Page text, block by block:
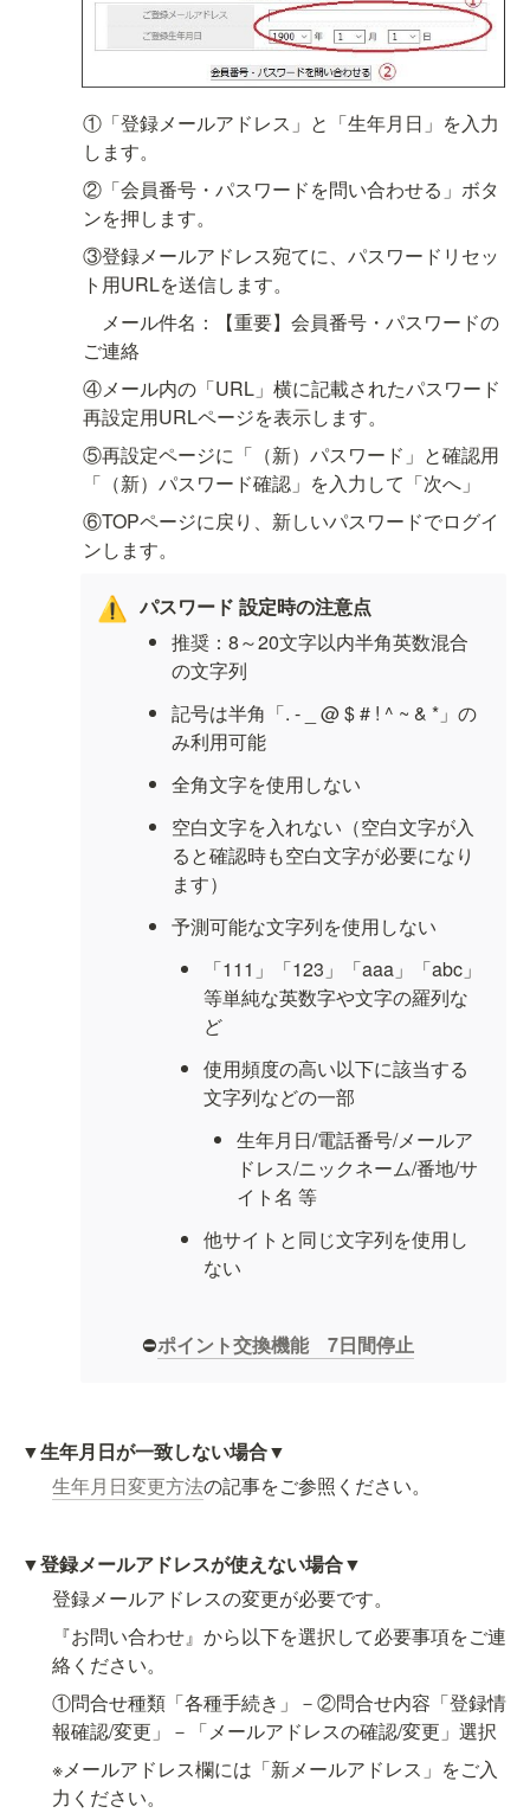
①「登録メールアドレス」と「生年月日」を入力
します。
②「会員番号・パスワードを問い合わせる」ボタ
ンを押します。
③登録メールアドレス宛てに、パスワードリセッ
ト用URLを送信します。
メール件名：【重要】会員番号・パスワードの
ご連絡
④メール内の「URL」横に記載されたパスワード
再設定用URLページを表示します。
⑤再設定ページに「（新）パスワード」と確認用
「（新）パスワード確認」を入力して「次へ」
⑥TOPページに戻り、新しいパスワードでログイ
ンします。
⚠️ パスワード 設定時の注意点
推奨：8～20文字以内半角英数混合
の文字列
記号は半角「. - _ @ $ # ! ^ ~ & *」の
み利用可能
全角文字を使用しない
空白文字を入れない（空白文字が入
ると確認時も空白文字が必要になり
ます）
予測可能な文字列を使用しない
「111」「123」「aaa」「abc」
等単純な英数字や文字の羅列な
ど
使用頻度の高い以下に該当する
文字列などの一部
生年月日/電話番号/メールア
ドレス/ニックネーム/番地/サ
イト名 等
他サイトと同じ文字列を使用し
ない
⛔ポイント交換機能　7日間停止
▼生年月日が一致しない場合▼
生年月日変更方法の記事をご参照ください。
▼登録メールアドレスが使えない場合▼
登録メールアドレスの変更が必要です。
『お問い合わせ』から以下を選択して必要事項をご連
絡ください。
①問合せ種類「各種手続き」－②問合せ内容「登録情
報確認/変更」－「メールアドレスの確認/変更」選択
※メールアドレス欄には「新メールアドレス」をご入
力ください。